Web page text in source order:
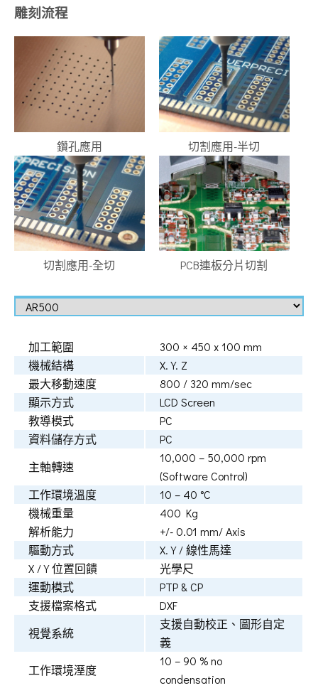
雕刻流程
鑽孔應用 切割應用-半切
切割應用-全切 PCB連板分片切割
加工範圍
300 × 450 x 100 mm
機械結構
X.Y. Z
最大移動速度
800 / 320 mm/sec
顯示方式
LCD Screen
教導模式
PC
資料儲存方式
PC
主軸轉速
10,000 – 50,000 rpm
(Software Control)
工作環境溫度
10 – 40 °C
機械重量
400 Kg
解析能力
+/- 0.01 mm/ Axis
驅動方式
X.Y / 線性馬達
X / Y 位置回饋
光學尺
運動模式
PTP & CP
支援檔案格式
DXF
視覺系統
支援自動校正、圖形自定
義
工作環境溼度
10 – 90 % no
condensation